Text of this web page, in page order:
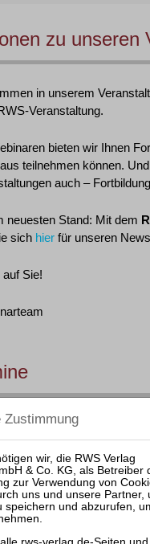
zu unseren
in unserem
Veranstaltung.
bieten wir Ihnen
teilnehmen können.
auch –
neuesten Stand: Mit dem
sich hier für unseren
Sie!
Bank- und Kapitalmarktrecht
Veranstaltung
derzeit keine